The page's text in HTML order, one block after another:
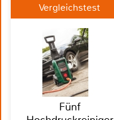
Vergleichstest
Fünf